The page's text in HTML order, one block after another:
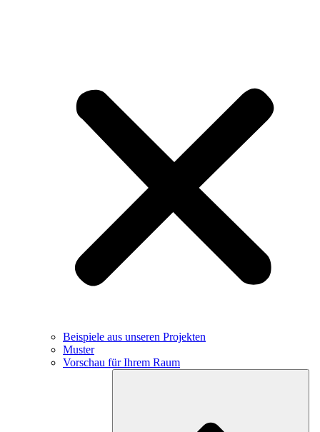
Beispiele aus unseren Projekten
Muster
Vorschau für Ihrem Raum